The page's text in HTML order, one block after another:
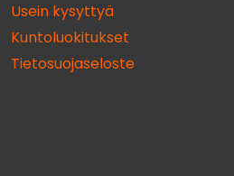
Usein kysyttyä
Kuntoluokitukset
Tietosuojaseloste